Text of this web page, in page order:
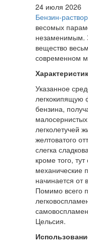
24 июля 2026
Бензин-
весомых
незаменимым.
вещество
современном
Указанное
легкокипящую
бензина,
легколетучей
желтоватого
слегка
кроме того,
механические
начинается от
Помимо всего
Цельсия.